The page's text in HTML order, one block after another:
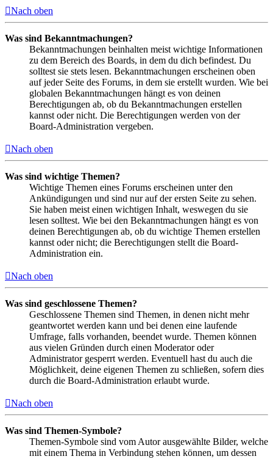
Nach oben
Was sind Bekanntmachungen?
Bekanntmachungen beinhalten meist wichtige Informationen
zu dem Bereich des Boards, in dem du dich befindest. Du
solltest sie stets lesen. Bekanntmachungen erscheinen oben
auf jeder Seite des Forums, in dem sie erstellt wurden. Wie bei
globalen Bekanntmachungen hängt es von deinen
Berechtigungen ab, ob du Bekanntmachungen erstellen
kannst oder nicht. Die Berechtigungen werden von der
Board-Administration vergeben.
Nach oben
Was sind wichtige Themen?
Wichtige Themen eines Forums erscheinen unter den
Ankündigungen und sind nur auf der ersten Seite zu sehen.
Sie haben meist einen wichtigen Inhalt, weswegen du sie
lesen solltest. Wie bei den Bekanntmachungen hängt es von
deinen Berechtigungen ab, ob du wichtige Themen erstellen
kannst oder nicht; die Berechtigungen stellt die Board-
Administration ein.
Nach oben
Was sind geschlossene Themen?
Geschlossene Themen sind Themen, in denen nicht mehr
geantwortet werden kann und bei denen eine laufende
Umfrage, falls vorhanden, beendet wurde. Themen können
aus vielen Gründen durch einen Moderator oder
Administrator gesperrt werden. Eventuell hast du auch die
Möglichkeit, deine eigenen Themen zu schließen, sofern dies
durch die Board-Administration erlaubt wurde.
Nach oben
Was sind Themen-Symbole?
Themen-Symbole sind vom Autor ausgewählte Bilder, welche
mit einem Thema in Verbindung stehen können, um dessen